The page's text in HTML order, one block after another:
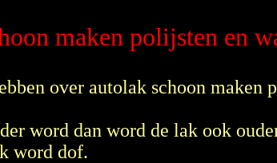
maken polijsten en
over autolak schoon maken
word dan word de lak ook
word dof.